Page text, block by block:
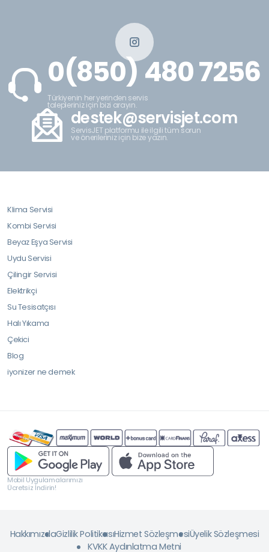
0(850) 480 7256
Türkiyenin her yerinden servis
talepleriniz için bizi arayın.
destek@servisjet.com
ServisJET platformu ile ilgili tüm sorun
ve önerileriniz için bize yazın.
Klima Servisi
Kombi Servisi
Beyaz Eşya Servisi
Uydu Servisi
Çilingir Servisi
Elektrikçi
Su Tesisatçısı
Halı Yıkama
Çekici
Blog
iyonizer ne demek
Mobil Uygulamalarımızı
Ücretsiz İndirin!
HakkımızdaGizlilik PolitikasıHizmet SözleşmesiÜyelik Sözleşmesi
KVKK Aydınlatma Metni